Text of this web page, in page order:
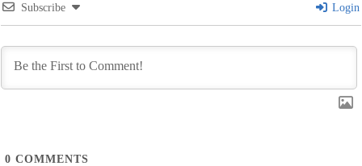
Subscribe Login
0 COMMENTS